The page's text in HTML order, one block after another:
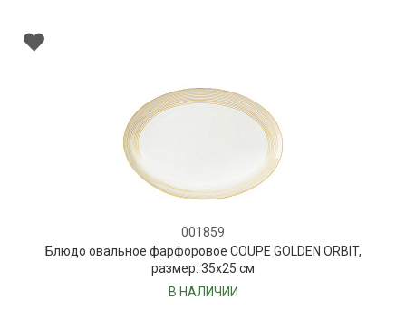
001859
Блюдо овальное фарфоровое COUPE GOLDEN ORBIT,
размер: 35х25 см
В НАЛИЧИИ